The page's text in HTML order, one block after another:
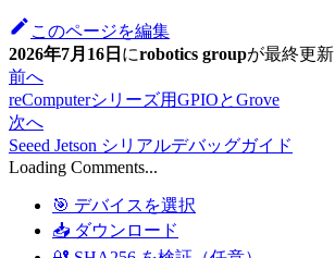
このページを編集
2026年7月16日 にrobotics groupが最終更新
前へ
reComputerシリーズ用GPIOとGrove
次へ
Seeed Jetson シリアルデバッグガイド
Loading Comments...
🎯 デバイスを選択
📥 ダウンロード